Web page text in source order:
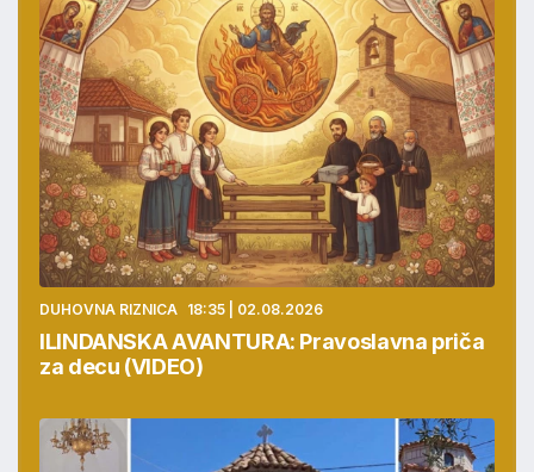
DUHOVNA RIZNICA 18:35 | 02.08.2026
ILINDANSKA AVANTURA: Pravoslavna priča
za decu (VIDEO)